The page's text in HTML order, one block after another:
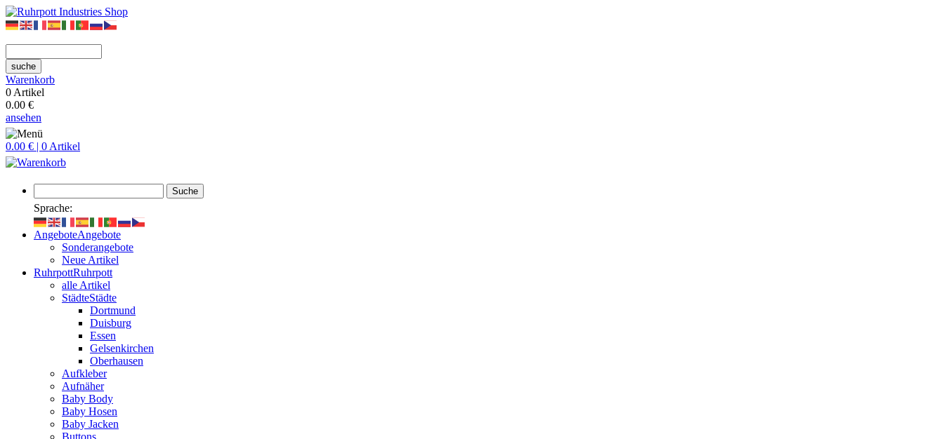
suche
Warenkorb
0 Artikel
0.00 €
ansehen
0.00 € | 0 Artikel
Suche
Sprache:
AngeboteAngebote
Sonderangebote
Neue Artikel
RuhrpottRuhrpott
alle Artikel
StädteStädte
Dortmund
Duisburg
Essen
Gelsenkirchen
Oberhausen
Aufkleber
Aufnäher
Baby Body
Baby Hosen
Baby Jacken
Buttons